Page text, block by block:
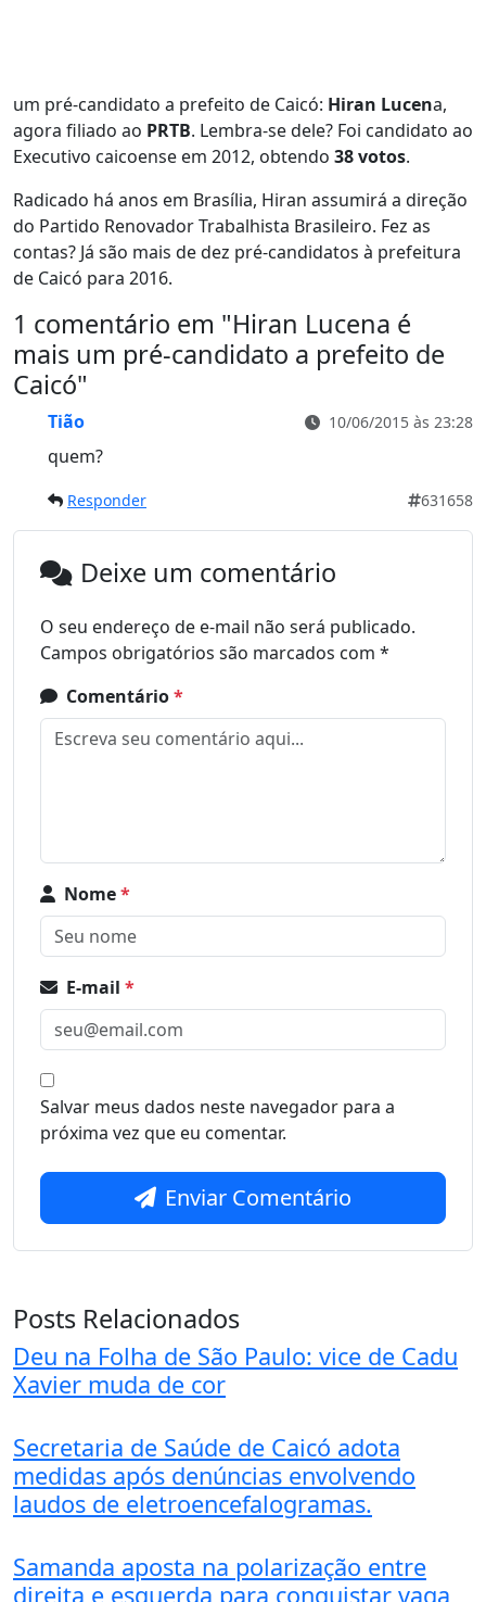
um pré-candidato a prefeito de Caicó: Hiran Lucena,
agora filiado ao PRTB. Lembra-se dele? Foi candidato ao
Executivo caicoense em 2012, obtendo 38 votos.
Radicado há anos em Brasília, Hiran assumirá a direção
do Partido Renovador Trabalhista Brasileiro. Fez as
contas? Já são mais de dez pré-candidatos à prefeitura
de Caicó para 2016.
1 comentário em "Hiran Lucena é
mais um pré-candidato a prefeito de
Caicó"
Tião 10/06/2015 às 23:28
quem?
Responder 631658
Deixe um comentário
O seu endereço de e-mail não será publicado.
Campos obrigatórios são marcados com *
Comentário*
Nome*
E-mail *
Salvar meus dados neste navegador para a
próxima vez que eu comentar.
Enviar Comentário
Posts Relacionados
Deu na Folha de São Paulo: vice de Cadu
Xavier muda de cor
Secretaria de Saúde de Caicó adota
medidas após denúncias envolvendo
laudos de eletroencefalogramas.
Samanda aposta na polarização entre
direita e esquerda para conquistar vaga